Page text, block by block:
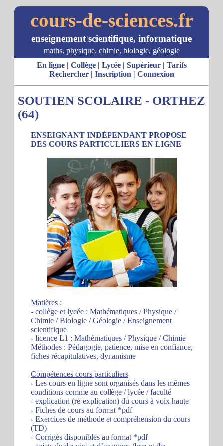
cours-de-sciences.fr
enseignement scientifique, informatique
maths, physique, chimie, biologie, géologie
En ligne| Collège| Lycée| Supérieur| Tarifs
Rechercher| Inscription | Connexion
SOUTIEN SCOLAIRE - ORTHEZ
(64)
ENSEIGNANT INDÉPENDANT PROPOSE
DES COURS PARTICULIERS EN LIGNE
Matières :
- collège et lycée : Mathématiques / Physique /
Chimie / Biologie / Géologie / Enseignement
scientifique
- licence L1 : Mathématiques / Physique / Chimie
Méthodes : Pédagogie, patience, mise en confiance,
fiches récapitulatives, dynamisme
Compétences cours particuliers
- Les cours en ligne sont organisés dans les mêmes
conditions comme au collège / lycée / faculté
- explication (ré-explication) du cours à voix haute
- Fiches de cours au format *pdf
- Exercices de méthode et compréhension du cours
(TD)
- Corrigés disponibles au format *pdf